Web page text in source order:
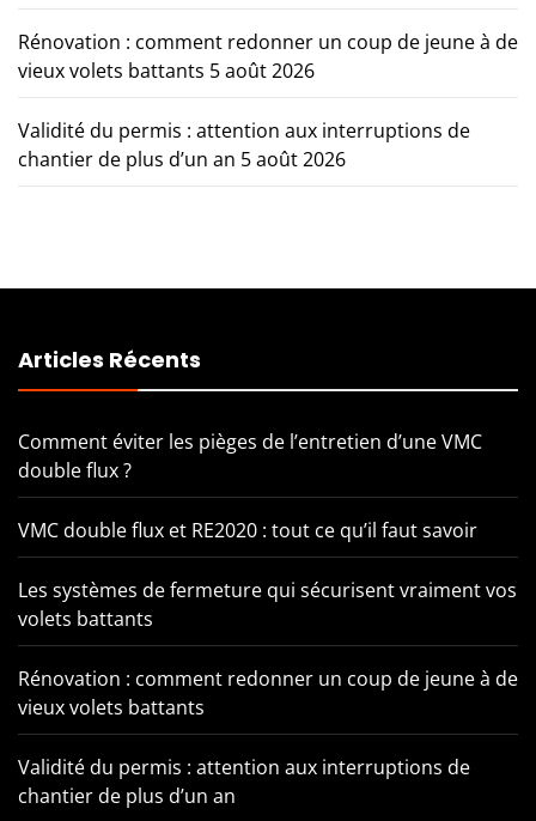
Rénovation : comment redonner un coup de jeune à de
vieux volets battants 5 août 2026
Validité du permis : attention aux interruptions de
chantier de plus d’un an 5 août 2026
Articles Récents
Comment éviter les pièges de l’entretien d’une VMC
double flux ?
VMC double flux et RE2020 : tout ce qu’il faut savoir
Les systèmes de fermeture qui sécurisent vraiment vos
volets battants
Rénovation : comment redonner un coup de jeune à de
vieux volets battants
Validité du permis : attention aux interruptions de
chantier de plus d’un an